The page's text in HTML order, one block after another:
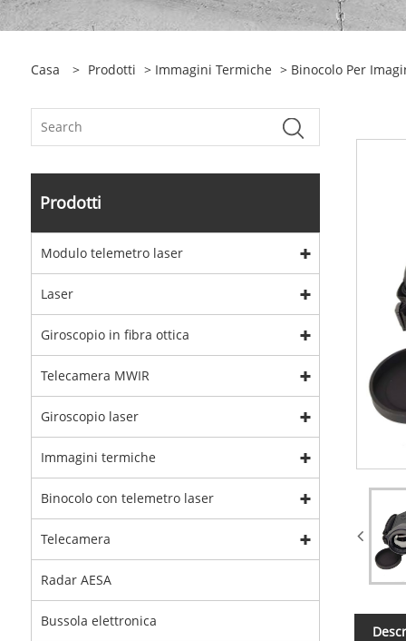
Casa > Prodotti > Immagini Termiche > Binocolo Per
Prodotti
Modulo telemetro laser
Laser
Giroscopio in fibra ottica
Telecamera MWIR
Giroscopio laser
Immagini termiche
Binocolo con telemetro laser
Telecamera
Radar AESA
Bussola elettronica